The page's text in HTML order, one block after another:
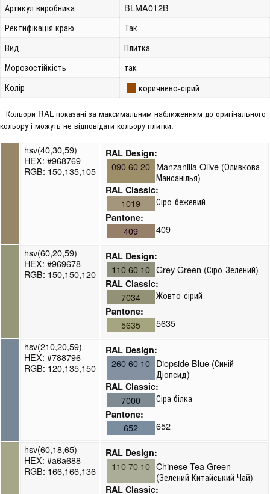
Артикул виробника
BLMA012B
Ректифікація краю
Так
Вид
Плитка
Морозостійкість
так
Колір
коричнево-сірий
Кольори RAL показані за максимальним наближенням до оригінального
кольору і можуть не відповідати кольору плитки.
hsv(40,30,59)
HEX: #968769
RGB: 150,135,105
RAL Design:
090 60 20 Manzanilla Olive (Оливкова
Мансанілья)
RAL Classic:
1019 Сіро-бежевий
Pantone:
409
409
hsv(60,20,59)
HEX: #969678
RGB: 150,150,120
RAL Design:
110 60 10 Grey Green (Сіро-Зелений)
RAL Classic:
7034 Жовто-сірий
Pantone:
5635
5635
hsv(210,20,59)
HEX: #788796
RGB: 120,135,150
RAL Design:
260 60 10 Diopside Blue (Синій
Діопсид)
RAL Classic:
7000 Сіра білка
Pantone:
652
652
hsv(60,18,65)
HEX: #a6a688
RGB: 166,166,136
RAL Design:
110 70 10 Chinese Tea Green
(Зелений Китайський Чай)
RAL Classic: